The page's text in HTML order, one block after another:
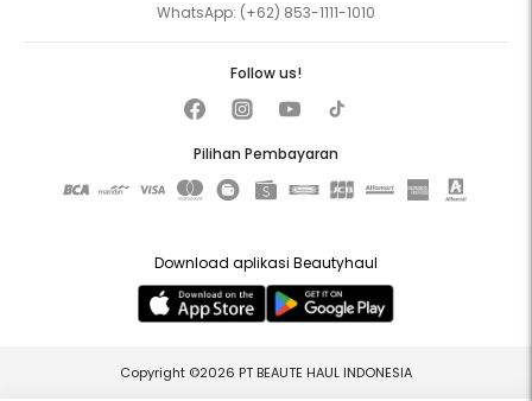
WhatsApp: (+62) 853-1111-1010
Pilihan Pembayaran
Follow us!
Download aplikasi Beautyhaul
Copyright ©2026 PT BEAUTE HAUL INDONESIA